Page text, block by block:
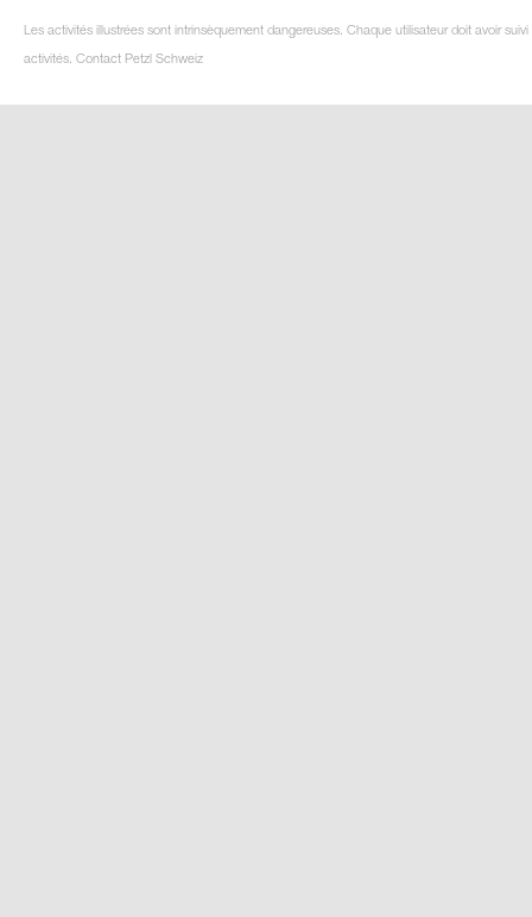
Les activités illustrées sont intrinsèquement dangereuses. Chaque utilisateur doit avoir
activités. Contact Petzl Schweiz